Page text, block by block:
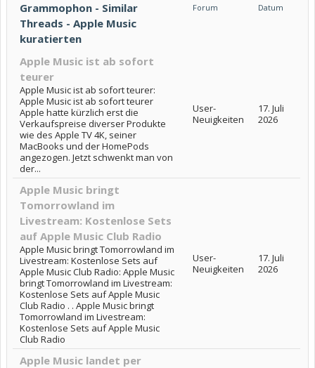
Grammophon - Similar
Threads - Apple Music
kuratierten
Forum Datum
Apple Music ist ab sofort
teurer
Apple Music ist ab sofort teurer:
Apple Music ist ab sofort teurer
Apple hatte kürzlich erst die
Verkaufspreise diverser Produkte
wie des Apple TV 4K, seiner
MacBooks und der HomePods
angezogen. Jetzt schwenkt man von
der...
User-
Neuigkeiten
17. Juli
2026
Apple Music bringt
Tomorrowland im
Livestream: Kostenlose Sets
auf Apple Music Club Radio
Apple Music bringt Tomorrowland im
Livestream: Kostenlose Sets auf
Apple Music Club Radio: Apple Music
bringt Tomorrowland im Livestream:
Kostenlose Sets auf Apple Music
Club Radio . . Apple Music bringt
Tomorrowland im Livestream:
Kostenlose Sets auf Apple Music
Club Radio
User-
Neuigkeiten
17. Juli
2026
Apple Music landet per